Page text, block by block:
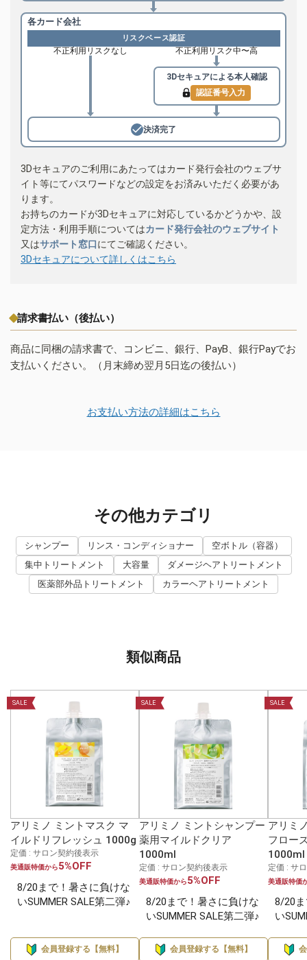
各カード会社
リスクベース認証
不正利用リスクなし 不正利用リスク中〜高
3Dセキュアによる本人確認
認証番号入力
決済完了
3Dセキュアのご利用にあたってはカード発行会社のウェブサ
イト等にてパスワードなどの設定をお済みいただく必要があ
ります。
お持ちのカードが3Dセキュアに対応しているかどうかや、設
定方法・利用手順についてはカード発行会社のウェブサイト
又はサポート窓口にてご確認ください。
3Dセキュアについて詳しくはこちら
請求書払い（後払い）
商品に同梱の請求書で、コンビニ、銀行、PayB、銀行Payでお
支払いください。（月末締め翌月5日迄の後払い）
お支払い方法の詳細はこちら
その他カテゴリ
シャンプー リンス・コンディショナー
空ボトル（容器）
集中トリートメント
大容量
ダメージヘアトリートメント
医薬部外品トリートメント
カラーヘアトリートメント
類似商品
SALE
アリミノ ミントマスク マ
イルドリフレッシュ 1000g
定価 : サロン契約後表示
美通販特価から5%OFF
8/20まで！暑さに負けな
いSUMMER SALE第二弾♪
会員登録する【無料】
SALE
アリミノ ミントシャンプー
薬用マイルドクリア
1000ml
定価 : サロン契約後表示
美通販特価から5%OFF
8/20まで！暑さに負けな
いSUMMER SALE第二弾♪
会員登録する【無料】
SALE
アリミ
フロー
1000ml
定価 : サ
美通販特価
8/20
い